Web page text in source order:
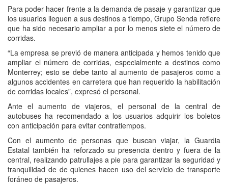
Para poder hacer frente a la demanda de pasaje y garantizar que
los usuarios lleguen a sus destinos a tiempo, Grupo Senda refiere
que ha sido necesario ampliar a por lo menos siete el número de
corridas.
“La empresa se previó de manera anticipada y hemos tenido que
ampliar el número de corridas, especialmente a destinos como
Monterrey; esto se debe tanto al aumento de pasajeros como a
algunos accidentes en carretera que han requerido la habilitación
de corridas locales”, expresó el personal.
Ante el aumento de viajeros, el personal de la central de
autobuses ha recomendado a los usuarios adquirir los boletos
con anticipación para evitar contratiempos.
Con el aumento de personas que buscan viajar, la Guardia
Estatal también ha reforzado su presencia dentro y fuera de la
central, realizando patrullajes a pie para garantizar la seguridad y
tranquilidad de de quienes hacen uso del servicio de transporte
foráneo de pasajeros.